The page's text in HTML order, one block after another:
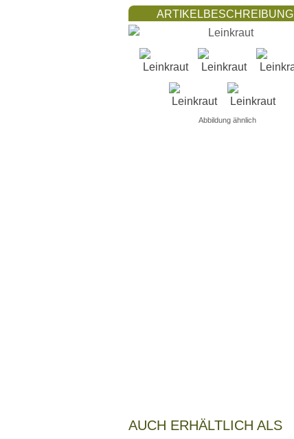
ARTIKELBESCHREIBUNG
Abbildung ähnlich
AUCH ERHÄLTLICH ALS